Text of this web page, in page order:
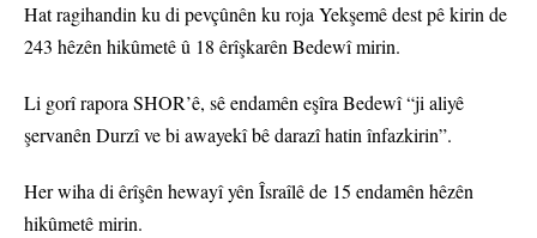
Hat ragihandin ku di pevçûnên ku roja Yekşemê dest pê kirin de
243 hêzên hikûmetê û 18 êrîşkarên Bedewî mirin.
Li gorî rapora SHOR’ê, sê endamên eşîra Bedewî “ji aliyê
şervanên Durzî ve bi awayekî bê darazî hatin înfazkirin”.
Her wiha di êrîşên hewayî yên Îsraîlê de 15 endamên hêzên
hikûmetê mirin.